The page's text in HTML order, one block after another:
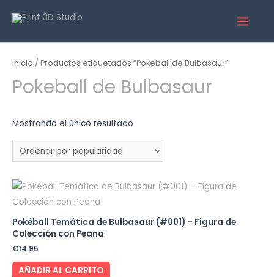
Inicio / Productos etiquetados “Pokeball de Bulbasaur”
Pokeball de Bulbasaur
Mostrando el único resultado
Pokéball Temática de Bulbasaur (#001) – Figura de
Colección con Peana
€14.95
AÑADIR AL CARRITO